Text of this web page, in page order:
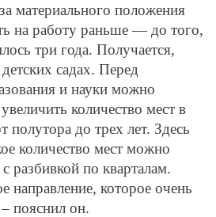
материального положения
на работу раньше — до того,
три года. Получается,
садах. Перед
и науки можно
количество мест в
полутора до трех лет. Здесь
количество мест можно
разбивкой по кварталам.
направление, которое очень
пояснил он.